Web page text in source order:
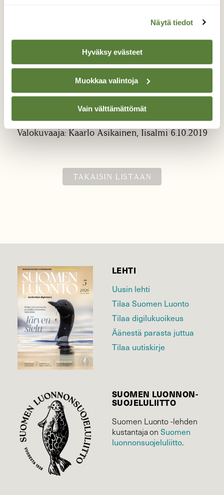
Näytä tiedot
Hyväksy evästeet
Muokkaa valintoja
Vain välttämättömät
Sinitiainen
Psykedeelistä. Nauttia unikon siemeniä.
Valokuvaaja: Kaarlo Asikainen, Iisalmi 6.10.2019
TAKAISIN LISTAAN
LEHTI
Uusin lehti
Tilaa Suomen Luonto
Tilaa digilukuoikeus
Äänestä parasta juttua
Tilaa uutiskirje
SUOMEN LUONNON­
SUOJELU­LIITTO
Suomen Luonto -lehden
kustantaja onSuomen
luonnonsuojelu­liitto.